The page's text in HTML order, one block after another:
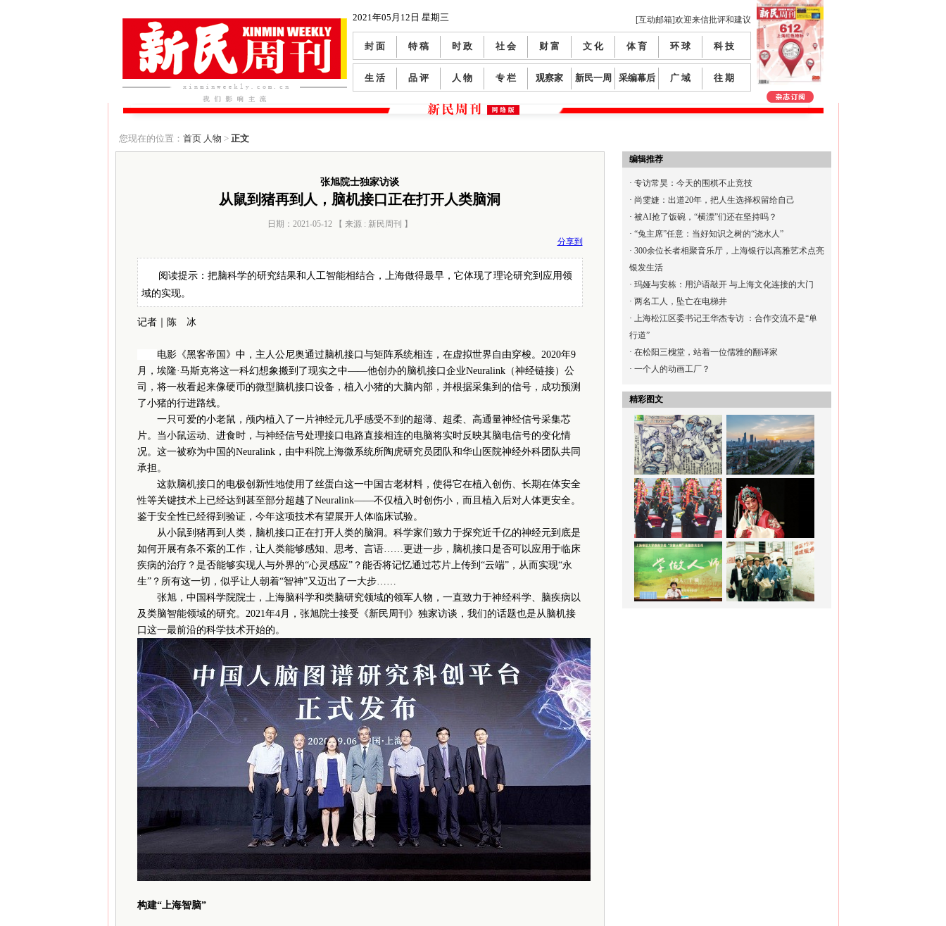
2021年05月12日 星期三 [互动邮箱]欢迎来信批评和建议
封 面 特 稿 时 政 社 会 财 富 文 化 体 育 环 球 科 技
生 活 品 评 人 物 专 栏 观察家 新民一周 采编幕后 广 域 往 期
您现在的位置： 首页 人物 > 正文
张旭院士独家访谈
从鼠到猪再到人，脑机接口正在打开人类脑洞
日期：2021-05-12 【 来源 : 新民周刊 】
分享到
阅读提示：把脑科学的研究结果和人工智能相结合，上海做得最早，它体现了理论研究到应用领
域的实现。
记者｜陈 冰
电影《黑客帝国》中，主人公尼奥通过脑机接口与矩阵系统相连，在虚拟世界自由穿梭。2020年9
月，埃隆·马斯克将这一科幻想象搬到了现实之中——他创办的脑机接口企业Neuralink（神经链接）公
司，将一枚看起来像硬币的微型脑机接口设备，植入小猪的大脑内部，并根据采集到的信号，成功预测
了小猪的行进路线。
一只可爱的小老鼠，颅内植入了一片神经元几乎感受不到的超薄、超柔、高通量神经信号采集芯
片。当小鼠运动、进食时，与神经信号处理接口电路直接相连的电脑将实时反映其脑电信号的变化情
况。这一被称为中国的Neuralink，由中科院上海微系统所陶虎研究员团队和华山医院神经外科团队共同
承担。
这款脑机接口的电极创新性地使用了丝蛋白这一中国古老材料，使得它在植入创伤、长期在体安全
性等关键技术上已经达到甚至部分超越了Neuralink——不仅植入时创伤小，而且植入后对人体更安全。
鉴于安全性已经得到验证，今年这项技术有望展开人体临床试验。
从小鼠到猪再到人类，脑机接口正在打开人类的脑洞。科学家们致力于探究近千亿的神经元到底是
如何开展有条不紊的工作，让人类能够感知、思考、言语……更进一步，脑机接口是否可以应用于临床
疾病的治疗？是否能够实现人与外界的“心灵感应”？能否将记忆通过芯片上传到“云端”，从而实现“永
生”？所有这一切，似乎让人朝着“智神”又迈出了一大步……
张旭，中国科学院院士，上海脑科学和类脑研究领域的领军人物，一直致力于神经科学、脑疾病以
及类脑智能领域的研究。2021年4月，张旭院士接受《新民周刊》独家访谈，我们的话题也是从脑机接
口这一最前沿的科学技术开始的。
构建“上海智脑”
编辑推荐
· 专访常昊：今天的围棋不止竞技
· 尚雯婕：出道20年，把人生选择权留给自己
· 被AI抢了饭碗，“横漂”们还在坚持吗？
· “兔主席”任意：当好知识之树的“浇水人”
· 300余位长者相聚音乐厅，上海银行以高雅艺术点亮
银发生活
· 玛娅与安栋：用沪语敲开 与上海文化连接的大门
· 两名工人，坠亡在电梯井
· 上海松江区委书记王华杰专访 ：合作交流不是“单
行道”
· 在松阳三槐堂，站着一位儒雅的翻译家
· 一个人的动画工厂？
精彩图文